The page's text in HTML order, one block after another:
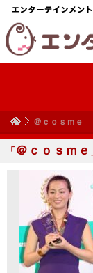
＠ｃｏｓｍｅ
「＠ｃｏｓｍｅ